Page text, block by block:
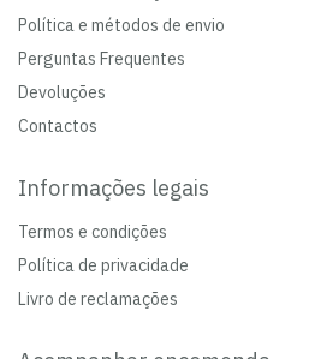
Política e métodos de envio
Perguntas Frequentes
Devoluções
Contactos
Informações legais
Termos e condições
Política de privacidade
Livro de reclamações